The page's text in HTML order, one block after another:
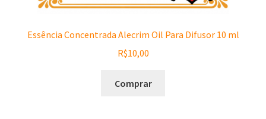
Essência Concentrada Alecrim Oil Para Difusor 10 ml
R$10,00
Comprar